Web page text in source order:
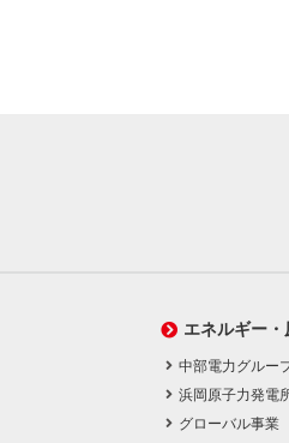
エネルギー・
中部電力グルー
浜岡原子力発電
グローバル事業